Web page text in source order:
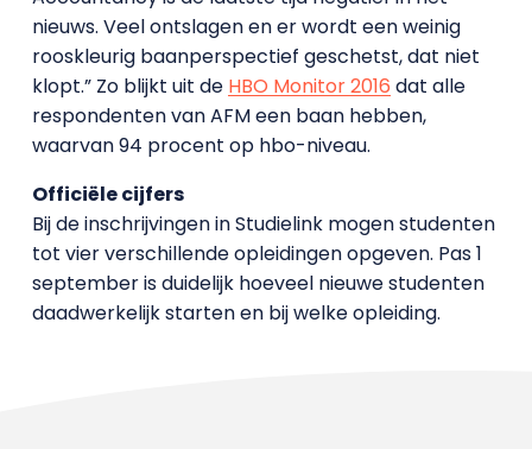
nieuws. Veel ontslagen en er wordt een weinig
rooskleurig baanperspectief geschetst, dat niet
klopt.” Zo blijkt uit de HBO Monitor 2016 dat alle
respondenten van AFM een baan hebben,
waarvan 94 procent op hbo-niveau.
Officiëlecijfers
Bij de inschrijvingen in Studielink mogen studenten
tot vier verschillende opleidingen opgeven. Pas 1
september is duidelijk hoeveel nieuwe studenten
daadwerkelijk starten en bij welke opleiding.